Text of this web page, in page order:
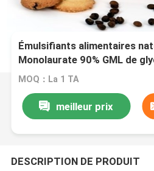
Émulsifiants alimentaires
Monolaurate 90% GML de
MOQ：La 1 TA
meilleur prix
DESCRIPTION DE PRODUIT